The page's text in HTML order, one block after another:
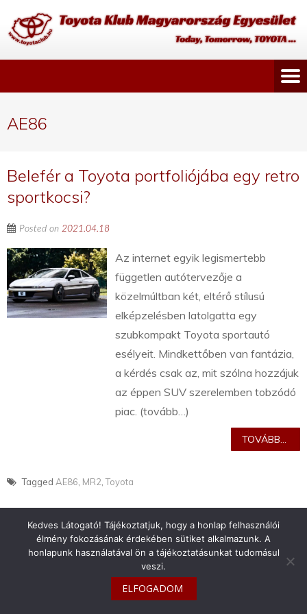
AE86
Belefér a Toyota portfoliójába egy retro
sportkocsi?
Posted on 2021.04.18
Az internet egyik legismertebb
független autótervezője a
közelmúltban két, eltérő stílusú
elképzelésben latolgatta egy
szubkompakt Toyota sportautó
esélyeit. Mindkettőben van fantázia,
a kérdés csak az, mit szólna hozzájuk
az éppen SUV szerelemben tobzódó
piac. (tovább…)
TOVÁBB...
Tagged AE86 MR2 ,Toyota
info@toyotaclub.hu
Copyright © 2026Toyota Klub Magyarország
Kedves Látogató! Tájékoztatjuk, hogy a honlap felhasználói
élmény fokozásának érdekében sütiket alkalmazunk. A
honlapunk használatával ön a tájékoztatásunkat tudomásul
veszi.
ELFOGADOM